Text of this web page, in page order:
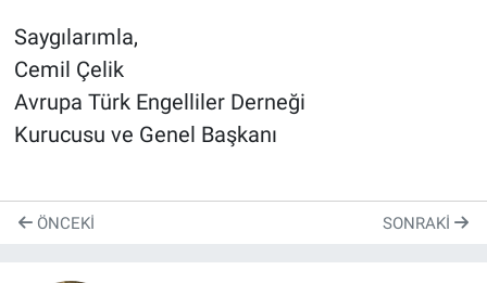
Saygılarımla,
Cemil Çelik
Avrupa Türk Engelliler Derneği
Kurucusu ve Genel Başkanı
ÖNCEKI SONRAKI